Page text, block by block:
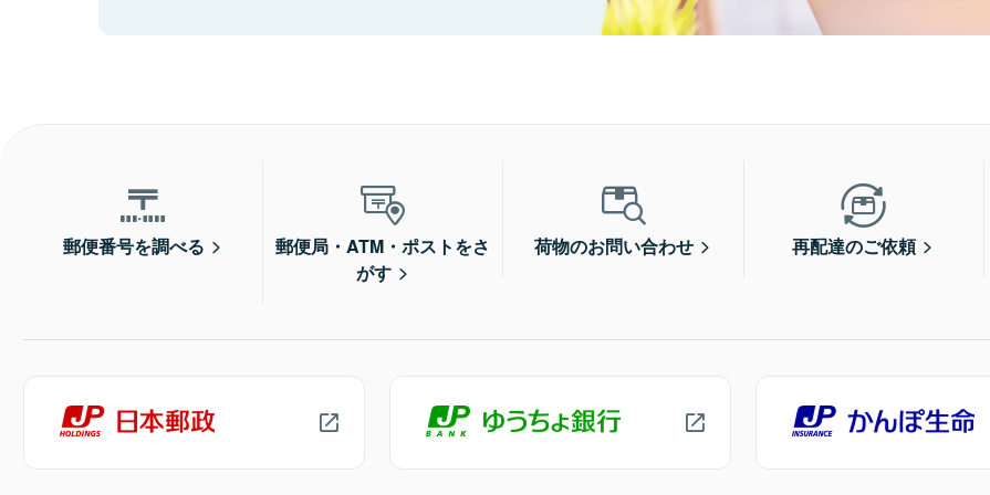
郵便番号を調べる
郵便局・ATM・ポストをさ
がす
荷物のお問い合わせ 再配達のご依頼